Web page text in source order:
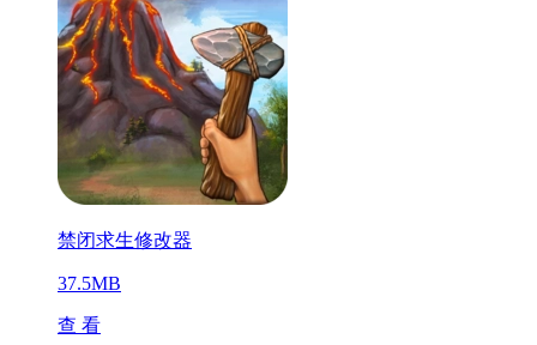
禁闭求生修改器
37.5MB
查 看